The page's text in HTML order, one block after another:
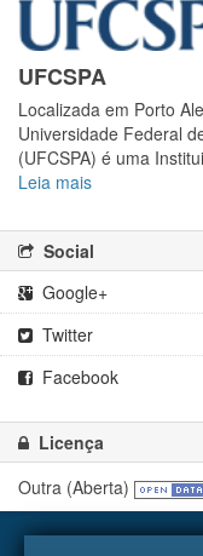
UFCSPA
Localizada em Porto
Universidade Federal
(UFCSPA) é uma
Leia mais
Social
Google+
Twitter
Facebook
Licença
Outra (Aberta)